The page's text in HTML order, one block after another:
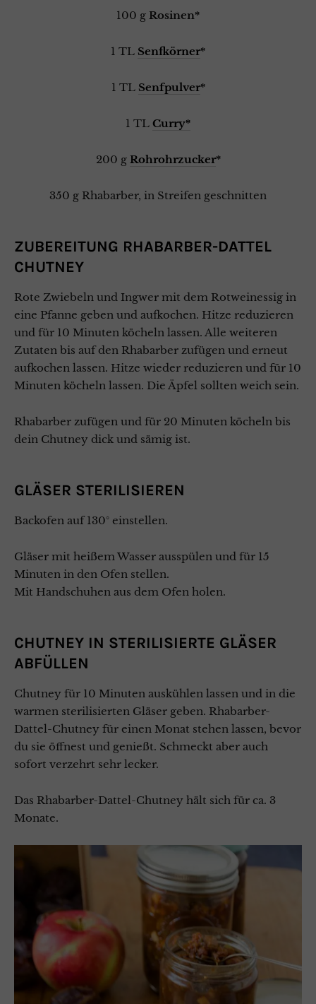
100 g Rosinen*
1 TL Senfkörner*
1 TL Senfpulver*
1 TL Curry*
200 g Rohrohrzucker*
350 g Rhabarber, in Streifen geschnitten
ZUBEREITUNG RHABARBER-DATTEL
CHUTNEY
Rote Zwiebeln und Ingwer mit dem Rotweinessig in
eine Pfanne geben und aufkochen. Hitze reduzieren
und für 10 Minuten köcheln lassen. Alle weiteren
Zutaten bis auf den Rhabarber zufügen und erneut
aufkochen lassen. Hitze wieder reduzieren und für 10
Minuten köcheln lassen. Die Äpfel sollten weich sein.
Rhabarber zufügen und für 20 Minuten köcheln bis
dein Chutney dick und sämig ist.
GLÄSER STERILISIEREN
Backofen auf 130° einstellen.
Gläser mit heißem Wasser ausspülen und für 15
Minuten in den Ofen stellen.
Mit Handschuhen aus dem Ofen holen.
CHUTNEY IN STERILISIERTE GLÄSER
ABFÜLLEN
Chutney für 10 Minuten auskühlen lassen und in die
warmen sterilisierten Gläser geben. Rhabarber-
Dattel-Chutney für einen Monat stehen lassen, bevor
du sie öffnest und genießt. Schmeckt aber auch
sofort verzehrt sehr lecker.
Das Rhabarber-Dattel-Chutney hält sich für ca. 3
Monate.